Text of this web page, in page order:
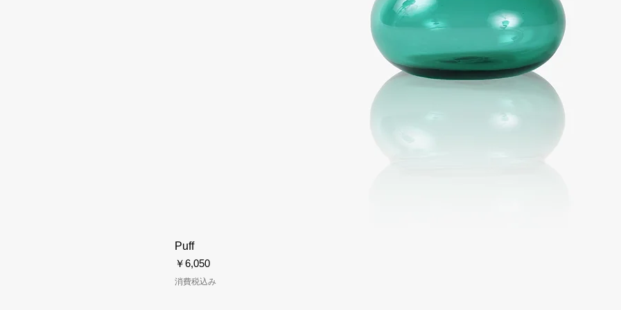
Puff
価格
￥6,050
消費税込み